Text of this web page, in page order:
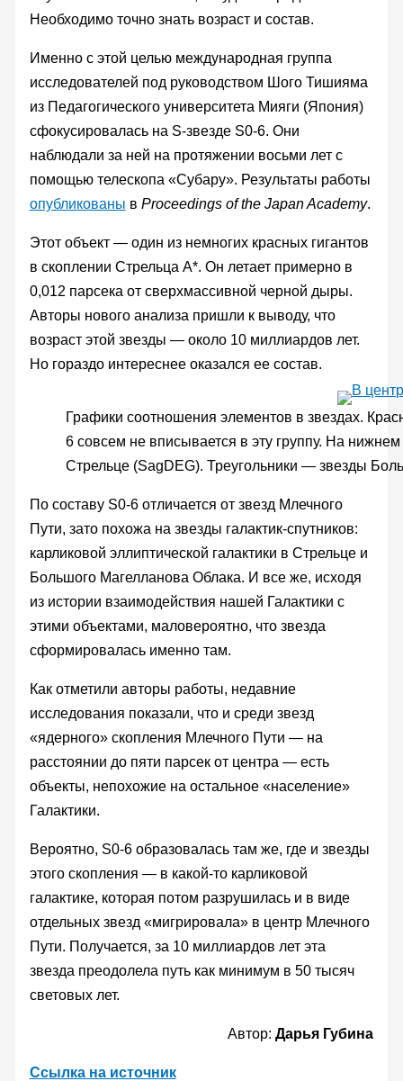
Необходимо точно знать возраст и состав.
Именно с этой целью международная группа
исследователей под руководством Шого Тишияма
из Педагогического университета Мияги (Япония)
сфокусировалась на S-звезде S0-6. Они
наблюдали за ней на протяжении восьми лет с
помощью телескопа «Субару». Результаты работы
опубликованы в Proceedings of the Japan Academy.
Этот объект — один из немногих красных гигантов
в скоплении Стрельца А*. Он летает примерно в
0,012 парсека от сверхмассивной черной дыры.
Авторы нового анализа пришли к выводу, что
возраст этой звезды — около 10 миллиардов лет.
Но гораздо интереснее оказался ее состав.
Графики соотношения элементов в звездах.
6 совсем не вписывается в эту группу. На
Стрельце (SagDEG). Треугольники — звезды
По составу S0-6 отличается от звезд Млечного
Пути, зато похожа на звезды галактик-спутников:
карликовой эллиптической галактики в Стрельце и
Большого Магелланова Облака. И все же, исходя
из истории взаимодействия нашей Галактики с
этими объектами, маловероятно, что звезда
сформировалась именно там.
Как отметили авторы работы, недавние
исследования показали, что и среди звезд
«ядерного» скопления Млечного Пути — на
расстоянии до пяти парсек от центра — есть
объекты, непохожие на остальное «население»
Галактики.
Вероятно, S0-6 образовалась там же, где и звезды
этого скопления — в какой-то карликовой
галактике, которая потом разрушилась и в виде
отдельных звезд «мигрировала» в центр Млечного
Пути. Получается, за 10 миллиардов лет эта
звезда преодолела путь как минимум в 50 тысяч
световых лет.
Автор:Дарья Губина
Ссылка на источник